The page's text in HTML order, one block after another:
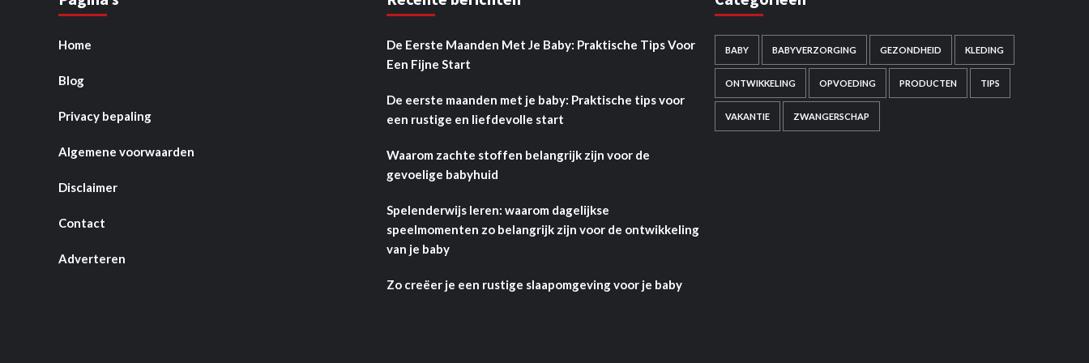
Home
Blog
Privacy bepaling
Algemene voorwaarden
Disclaimer
Contact
Adverteren
De Eerste Maanden Met Je Baby: Praktische Tips Voor
Een Fijne Start
De eerste maanden met je baby: Praktische tips voor
een rustige en liefdevolle start
Waarom zachte stoffen belangrijk zijn voor de
gevoelige babyhuid
Spelenderwijs leren: waarom dagelijkse
speelmomenten zo belangrijk zijn voor de ontwikkeling
van je baby
Zo creëer je een rustige slaapomgeving voor je baby
BABY BABYVERZORGING GEZONDHEID KLEDING
ONTWIKKELING OPVOEDING PRODUCTEN TIPS
VAKANTIE ZWANGERSCHAP